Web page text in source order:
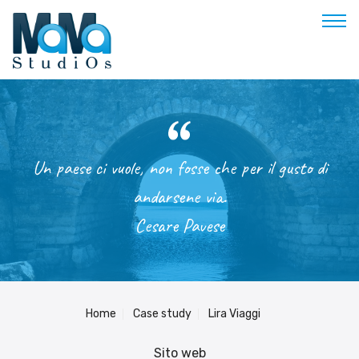
Buon pomeriggio
Benvenuto
Soluzioni & Costi
Empowerment
Blog
Un paese ci vuole, non fosse che per il gusto di
andarsene via.
Cesare Pavese
Home Case study Lira Viaggi
Sito web